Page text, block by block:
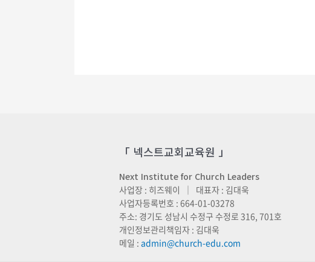
「 넥스트교회교육원 」
Next Institute for Church Leaders
사업장 : 히즈웨이 ｜ 대표자 : 김대욱
사업자등록번호 : 664-01-03278
주소: 경기도 성남시 수정구 수정로 316, 701호
개인정보관리책임자 : 김대욱
메일 : admin@church-edu.com